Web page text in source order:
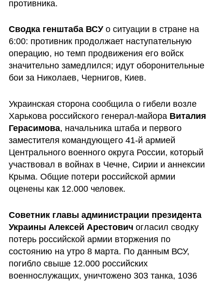
противника.
Сводка генштаба ВСУ о ситуации в стране на
6:00: противник продолжает наступательную
операцию, но темп продвижения его войск
значительно замедлился; идут оборонительные
бои за Николаев, Чернигов, Киев.
Украинская сторона сообщила о гибели возле
Харькова российского генерал-майора Виталия
Герасимова, начальника штаба и первого
заместителя командующего 41-й армией
Центрального военного округа России, который
участвовал в войнах в Чечне, Сирии и аннексии
Крыма. Общие потери российской армии
оценены как 12.000 человек.
Советник главы администрации президента
Украины Алексей Арестович огласил сводку
потерь российской армии вторжения по
состоянию на утро 8 марта. По данным ВСУ,
погибло свыше 12.000 российских
военнослужащих, уничтожено 303 танка, 1036